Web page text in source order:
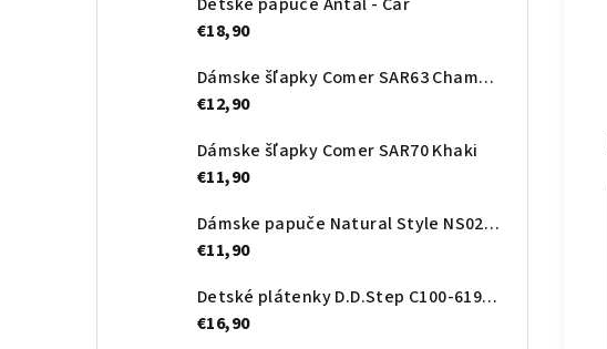
€18,90
Dámske šľapky Comer SAR63 Champagne
€12,90
Dámske šľapky Comer SAR70 Khaki
€11,90
Dámske papuče Natural Style NS022 modré
€11,90
Detské plátenky D.D.Step C100-61963C Hot pink
€16,90